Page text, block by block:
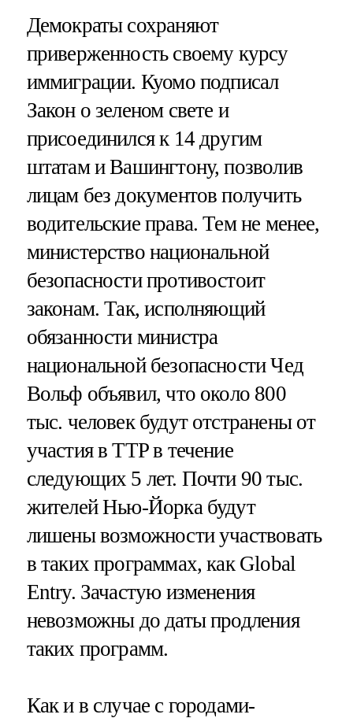
Демократы сохраняют
приверженность своему курсу
иммиграции. Куомо подписал
Закон о зеленом свете и
присоединился к 14 другим
штатам и Вашингтону, позволив
лицам без документов получить
водительские права. Тем не менее,
министерство национальной
безопасности противостоит
законам. Так, исполняющий
обязанности министра
национальной безопасности Чед
Вольф объявил, что около 800
тыс. человек будут отстранены от
участия в ТТP в течение
следующих 5 лет. Почти 90 тыс.
жителей Нью-Йорка будут
лишены возможности участвовать
в таких программах, как Global
Entry. Зачастую изменения
невозможны до даты продления
таких программ.
Как и в случае с городами-